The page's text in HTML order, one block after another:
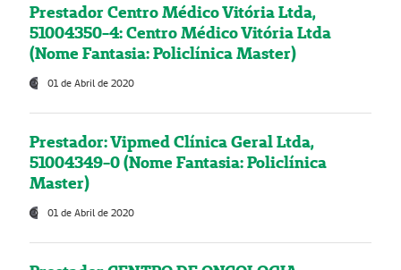
Prestador Centro Médico Vitória Ltda,
51004350-4: Centro Médico Vitória Ltda
(Nome Fantasia: Policlínica Master)
01 de Abril de 2020
Prestador: Vipmed Clínica Geral Ltda,
51004349-0 (Nome Fantasia: Policlínica
Master)
01 de Abril de 2020